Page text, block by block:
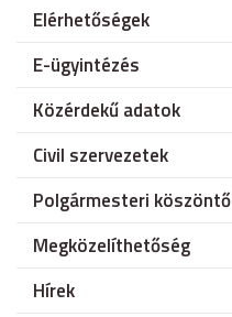
Elérhetőségek
E-ügyintézés
Közérdekű adatok
Civil szervezetek
Polgármesteri köszöntő
Megközelíthetőség
Hírek